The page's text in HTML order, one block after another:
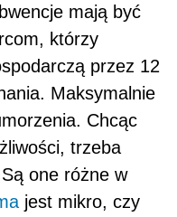
mają być
którzy
przez 12
Maksymalnie
Chcąc
trzeba
one różne w
jest mikro, czy